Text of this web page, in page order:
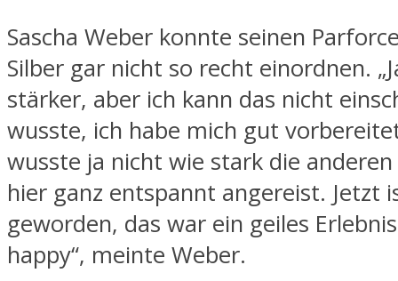
Sascha Weber konnte seinen
Silber gar nicht so recht einordnen.
stärker, aber ich kann das nicht
wusste, ich habe mich gut
wusste ja nicht wie stark die
hier ganz entspannt angereist. Jetzt
geworden, das war ein geiles
happy“, meinte Weber.